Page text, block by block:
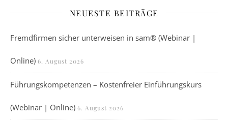
NEUESTE BEITRÄGE
Fremdfirmen sicher unterweisen in sam® (Webinar |
Online) 6. August 2026
Führungskompetenzen – Kostenfreier Einführungskurs
(Webinar | Online) 6. August 2026